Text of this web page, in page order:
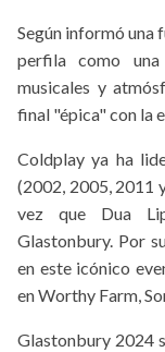
Según informó una
perfila como
musicales y
final "épica" con la
Coldplay ya ha
(2002, 2005, 2011
vez que Dua
Glastonbury. Por
en este icónico
en Worthy Farm,
Glastonbury 2024